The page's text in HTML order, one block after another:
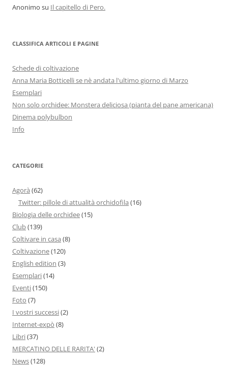
Anonimo su Il capitello di Pero.
CLASSIFICA ARTICOLI E PAGINE
Schede di coltivazione
Anna Maria Botticelli se nè andata l'ultimo giorno di Marzo
Esemplari
Non solo orchidee: Monstera deliciosa (pianta del pane americana)
Dinema polybulbon
Info
CATEGORIE
Agorà (62)
Twitter: pillole di attualità orchidofila (16)
Biologia delle orchidee(15)
Club(139)
Coltivare in casa (8)
Coltivazione(120)
English edition (3)
Esemplari(14)
Eventi(150)
Foto (7)
I vostri successi(2)
Internet-expò (8)
Libri(37)
MERCATINO DELLE RARITA' (2)
News(128)